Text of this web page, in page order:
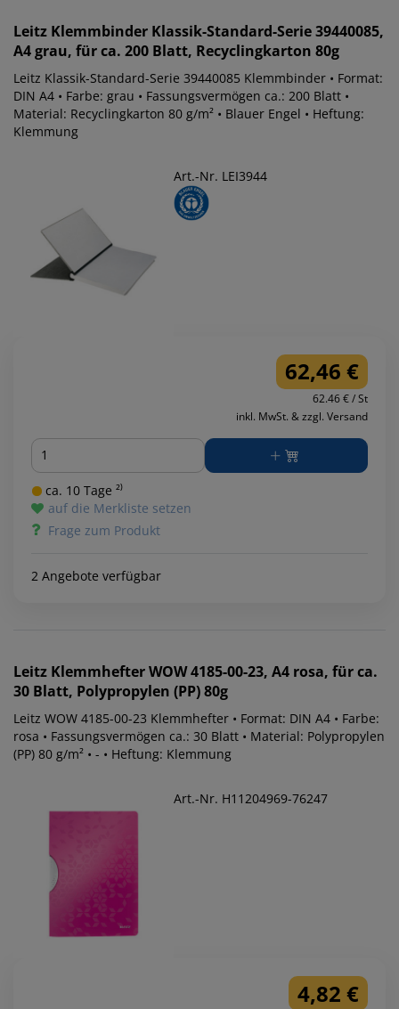
Leitz Klemmbinder Klassik-Standard-Serie 39440085,
A4 grau, für ca. 200 Blatt, Recyclingkarton 80g
Leitz Klassik-Standard-Serie 39440085 Klemmbinder • Format:
DIN A4 • Farbe: grau • Fassungsvermögen ca.: 200 Blatt •
Material: Recyclingkarton 80 g/m² • Blauer Engel • Heftung:
Klemmung
Art.-Nr. LEI3944
62,46 €
62.46 € / St
inkl. MwSt. & zzgl. Versand
Menge
ca. 10 Tage ²⁾
auf die Merkliste setzen
Frage zum Produkt
2 Angebote verfügbar
Leitz Klemmhefter WOW 4185-00-23, A4 rosa, für ca.
30 Blatt, Polypropylen (PP) 80g
Leitz WOW 4185-00-23 Klemmhefter • Format: DIN A4 • Farbe:
rosa • Fassungsvermögen ca.: 30 Blatt • Material: Polypropylen
(PP) 80 g/m² • - • Heftung: Klemmung
Art.-Nr. H11204969-76247
4,82 €